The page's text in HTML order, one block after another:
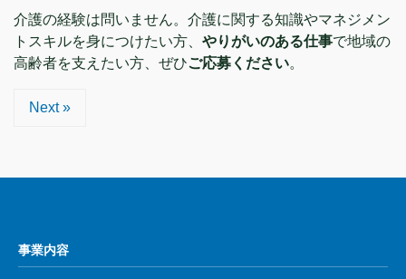
介護の経験は問いません。介護に関する知識やマネジメン
トスキルを身につけたい方、 やりがいのある仕事で地域の
高齢者を支えたい方、ぜひご応募ください。
Next »
事業内容